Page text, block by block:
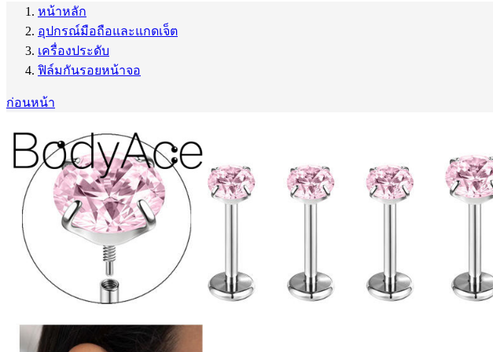
หน้าหลัก
อุปกรณ์มือถือและแกดเจ็ต
เครื่องประดับ
ฟิล์มกันรอยหน้าจอ
ก่อนหน้า